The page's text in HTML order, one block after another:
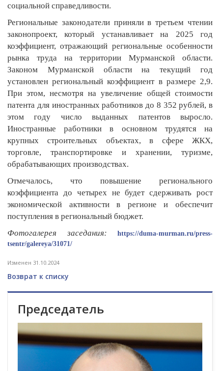
социальной справедливости.
Региональные законодатели приняли в третьем чтении
законопроект, который устанавливает на 2025 год
коэффициент, отражающий региональные особенности
рынка труда на территории Мурманской области.
Законом Мурманской области на текущий год
установлен региональный коэффициент в размере 2,9.
При этом, несмотря на увеличение общей стоимости
патента для иностранных работников до 8 352 рублей, в
этом году число выданных патентов выросло.
Иностранные работники в основном трудятся на
крупных строительных объектах, в сфере ЖКХ,
торговле, транспортировке и хранении, туризме,
обрабатывающих производствах.
Отмечалось, что повышение регионального
коэффициента до четырех не будет сдерживать рост
экономической активности в регионе и обеспечит
поступления в региональный бюджет.
Фотогалерея заседания:
https://duma-murman.ru/press-
tsentr/galereya/31071/
Изменен 31.10.2024
Возврат к списку
Председатель